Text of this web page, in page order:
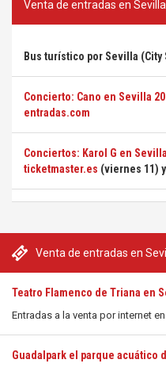
Venta de entradas en
Teatro Flamenco de Triana en
Entradas a la venta por internet
Guadalpark el parque acuático
Venta de entradas en Sevilla
Bus turístico por Sevilla
Concierto: Cano en Sevilla
entradas.com
Conciertos: Karol G en
ticketmaster.es (viernes 11) y